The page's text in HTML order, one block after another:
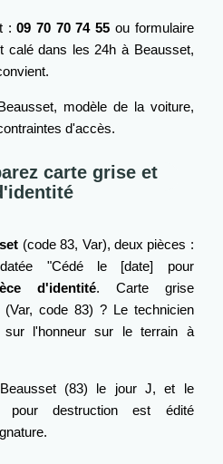
:09 70 70 74 55 ou formulaire
calé dans les 24h à Beausset,
modèle de la voiture,
d'accès.
carte grise et
(code 83, Var), deux pièces :
"Cédé le [date] pour
d'identité. Carte grise
(Var, code 83) ? Le technicien
sur l'honneur sur le terrain à
(83) le jour J, et le
pour destruction est édité